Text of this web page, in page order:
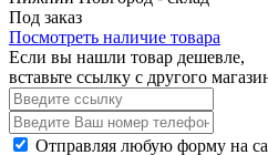
Под заказ
Посмотреть наличие товара
Если вы нашли товар дешевле,
вставьте ссылку с другого
Отправляя любую форму на